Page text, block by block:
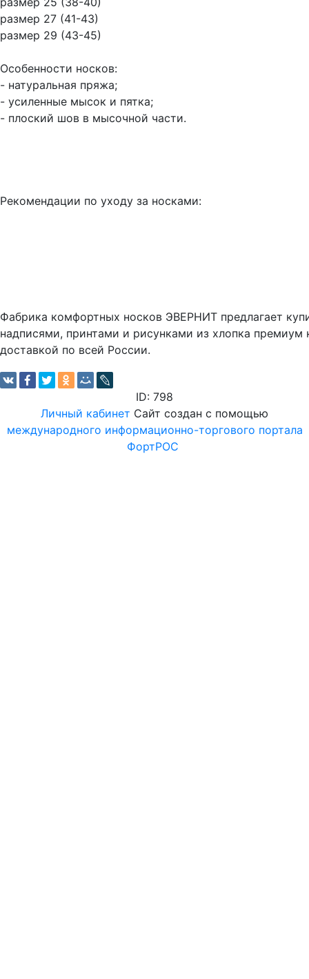
размер 27 (41-43)
размер 29 (43-45)
Особенности носков:
- натуральная пряжа;
- усиленные мысок и пятка;
- плоский шов в мысочной части.
Рекомендации по уходу за носками:
Фабрика комфортных носков ЭВЕРНИТ предлагает
надписями, принтами и рисунками из хлопка премиум
доставкой по всей России.
ID: 798
Личный кабинет Сайт создан с помощью
международного информационно-торгового портала
ФортРОС